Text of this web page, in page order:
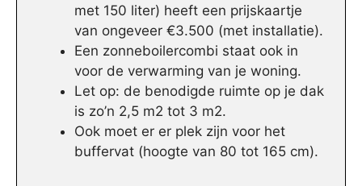
met 150 liter) heeft een prijskaartje
van ongeveer €3.500 (met installatie).
Een zonneboilercombi staat ook in
voor de verwarming van je woning.
Let op: de benodigde ruimte op je dak
is zo’n 2,5 m2 tot 3 m2.
Ook moet er er plek zijn voor het
buffervat (hoogte van 80 tot 165 cm).